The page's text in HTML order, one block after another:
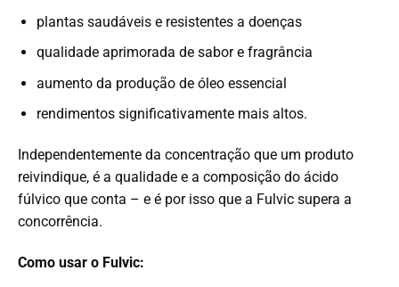
plantas saudáveis ​​e resistentes a doenças
qualidade aprimorada de sabor e fragrância
aumento da produção de óleo essencial
rendimentos significativamente mais altos.
Independentemente da concentração que um produto
reivindique, é a qualidade e a composição do ácido
fúlvico que conta – e é por isso que a Fulvic supera a
concorrência.
Como usar o Fulvic: